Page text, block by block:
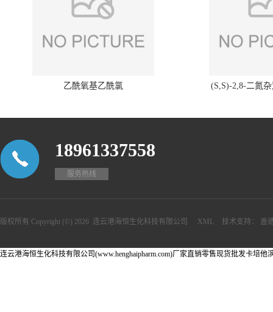
乙酰氧基乙酰氯 (S,S)-2,8-二氮
18961337558
服务热线
版权所有 Copyright (©) 2026 连云港海恒生化科技有限公司 XML 技术支持： 盖
连云港海恒生化科技有限公司(www.henghaipharm.com)厂家直销零售现货批发卡培